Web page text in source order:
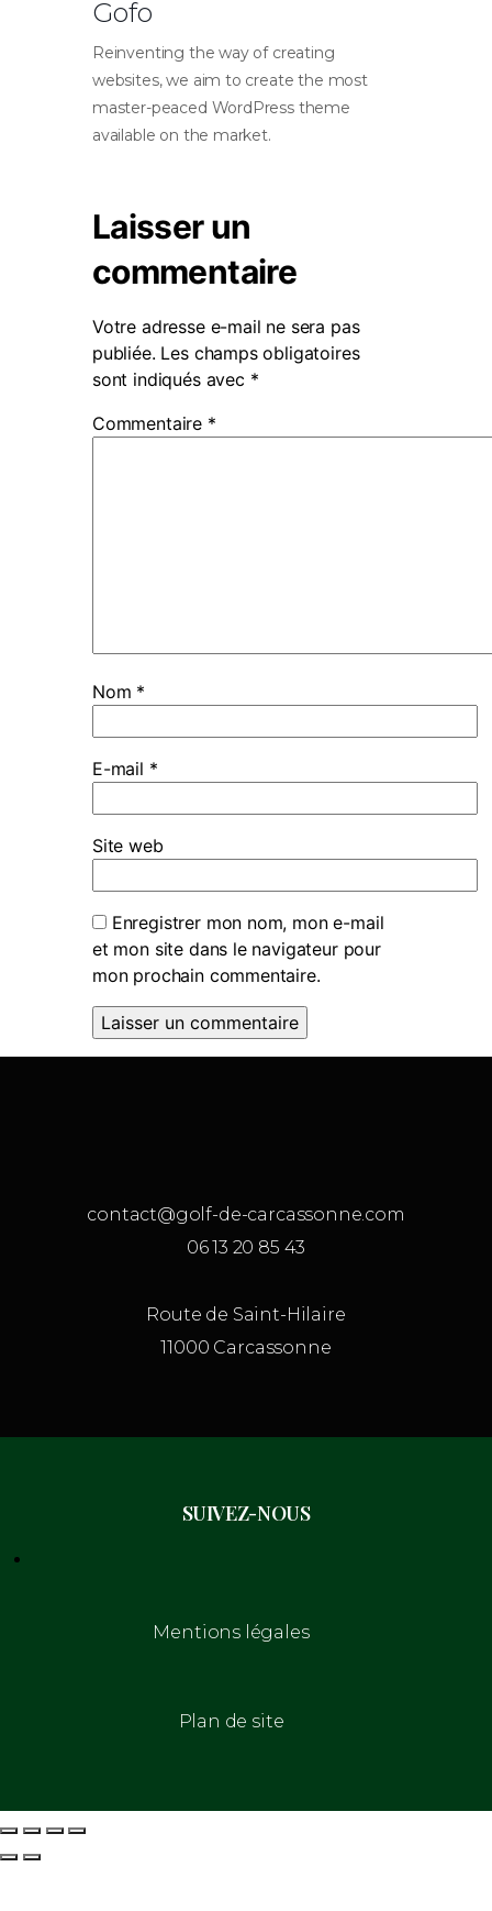
Gofo
Reinventing the way of creating
websites, we aim to create the most
master-peaced WordPress theme
available on the market.
Laisser un
commentaire
Votre adresse e-mail ne sera pas
publiée. Les champs obligatoires
sont indiqués avec *
Commentaire *
Nom *
E-mail *
Site web
Enregistrer mon nom, mon e-mail
et mon site dans le navigateur pour
mon prochain commentaire.
contact@golf-de-carcassonne.com
06 13 20 85 43
Route de Saint-Hilaire
11000 Carcassonne
SUIVEZ-NOUS
Mentions légales
Plan de site